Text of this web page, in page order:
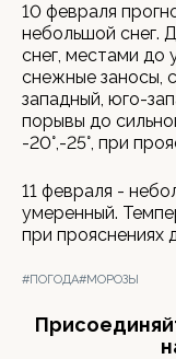
10 февраля
небольшой снег.
снег, местами до
снежные заносы,
западный, юго-
порывы до
-20°,-25°, при
11 февраля -
умеренный.
при прояснениях
#ПОГОДА#МОРОЗЫ